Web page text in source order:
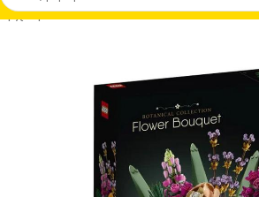
Αρχική σελίδα/LEGO® Botanical Collection